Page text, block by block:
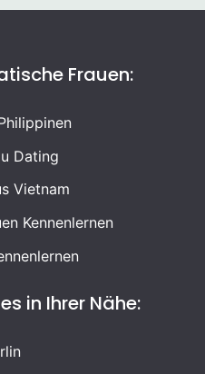
Frauen:
Dating
Vietnam
Kennenlernen
in Ihrer Nähe: